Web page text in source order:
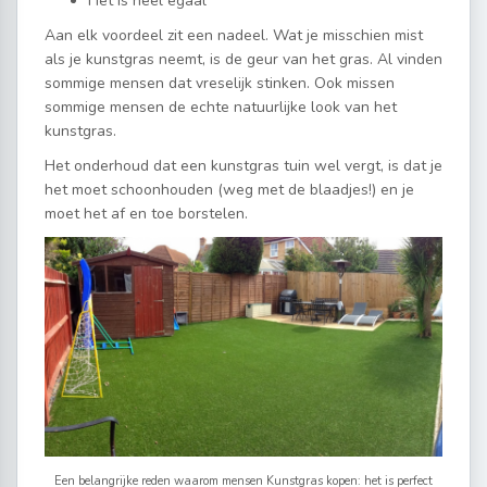
Aan elk voordeel zit een nadeel. Wat je misschien mist
als je kunstgras neemt, is de geur van het gras. Al vinden
sommige mensen dat vreselijk stinken. Ook missen
sommige mensen de echte natuurlijke look van het
kunstgras.
Het onderhoud dat een kunstgras tuin wel vergt, is dat je
het moet schoonhouden (weg met de blaadjes!) en je
moet het af en toe borstelen.
Een belangrijke reden waarom mensen Kunstgras kopen: het is perfect